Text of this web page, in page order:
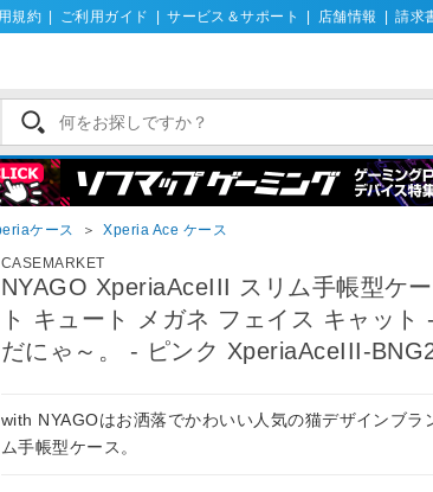
規約 ご利用ガイド サービス＆サポート 店舗情報 請求
ケース ＞
Xperia Ace ケース
CASEMARKET
NYAGO XperiaAceIII スリム手帳型ケ
ト キュート メガネ フェイス キャット
だにゃ～。 - ピンク XperiaAceIII-
with NYAGOはお洒落でかわいい人気の猫デザインブラ
ム手帳型ケース。